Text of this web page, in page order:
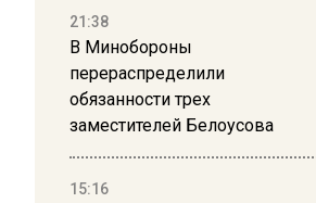
21:38
В Минобороны
перераспределили
обязанности трех
заместителей Белоусова
15:16